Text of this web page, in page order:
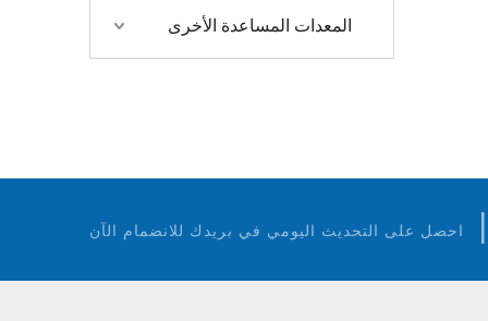
المعدات المساعدة الأخرى
| احصل على التحديث اليومي في بريدك للانضمام الآن